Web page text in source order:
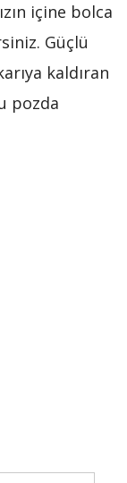
içine bolca
Güçlü
kaldıran
pozda